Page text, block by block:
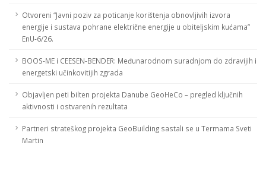
Otvoreni “Javni poziv za poticanje korištenja obnovljivih izvora
energije i sustava pohrane električne energije u obiteljskim kućama”
EnU-6/26.
BOOS-ME i CEESEN-BENDER: Međunarodnom suradnjom do zdravijih i
energetski učinkovitijih zgrada
Objavljen peti bilten projekta Danube GeoHeCo – pregled ključnih
aktivnosti i ostvarenih rezultata
Partneri strateškog projekta GeoBuilding sastali se u Termama Sveti
Martin